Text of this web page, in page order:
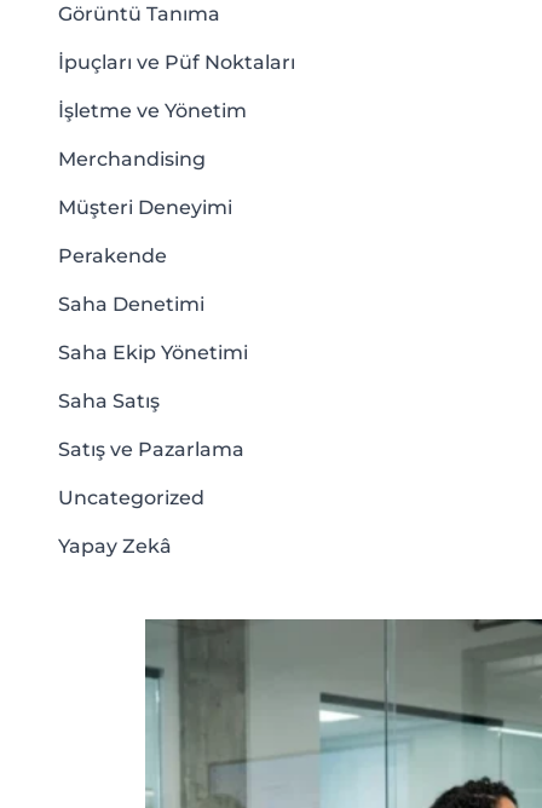
Görüntü Tanıma
İpuçları ve Püf Noktaları
İşletme ve Yönetim
Merchandising
Müşteri Deneyimi
Perakende
Saha Denetimi
Saha Ekip Yönetimi
Saha Satış
Satış ve Pazarlama
Uncategorized
Yapay Zekâ